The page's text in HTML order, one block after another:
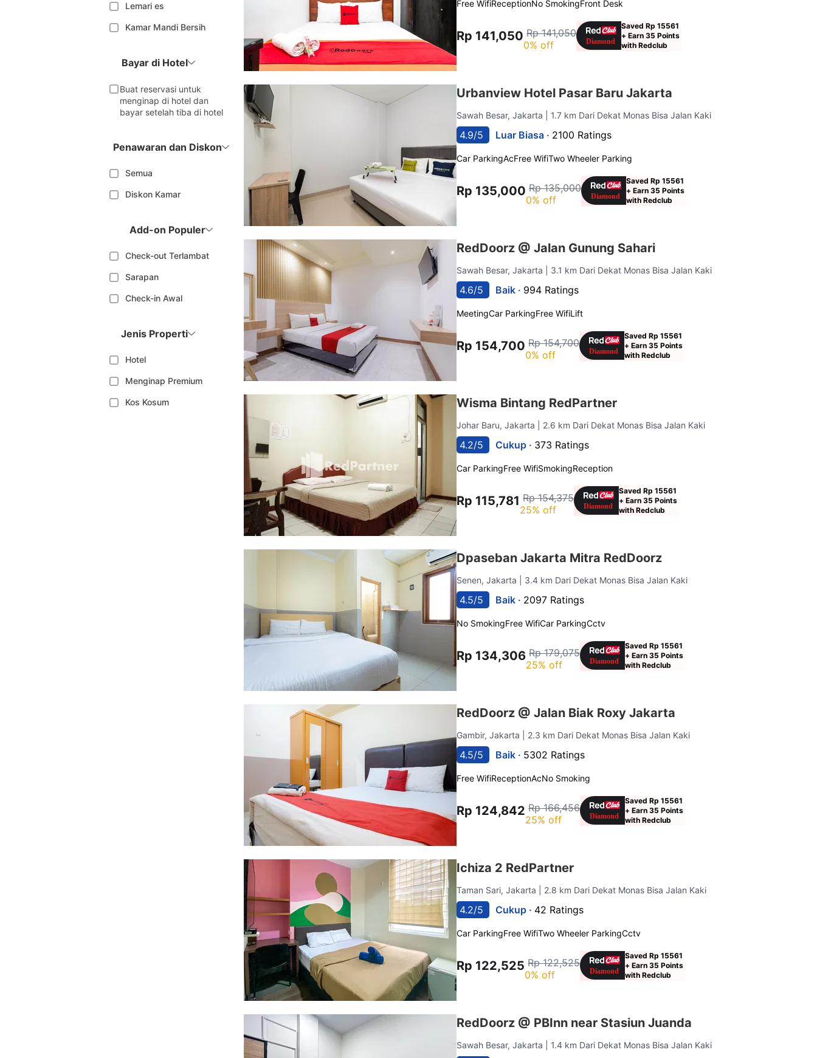
Lemari es
Kamar Mandi Bersih
Bayar di Hotel
Buat reservasi untuk
menginap di hotel dan
bayar setelah tiba di hotel
Penawaran dan Diskon
Semua
Diskon Kamar
Add-on Populer
Check-out Terlambat
Sarapan
Check-in Awal
Jenis Properti
Hotel
Menginap Premium
Kos Kosum
Free WifiReceptionNo SmokingFront Desk
Rp 141,050 Rp 141,050
0% off
Saved Rp 15561
+ Earn 35 Points
with Redclub
Urbanview Hotel Pasar Baru Jakarta
Sawah Besar, Jakarta | 1.7 km Dari Dekat Monas Bisa Jalan Kaki
4.9/5 Luar Biasa · 2100 Ratings
Car ParkingAcFree WifiTwo Wheeler Parking
Rp 135,000 Rp 135,000
0% off
Saved Rp 15561
+ Earn 35 Points
with Redclub
RedDoorz @ Jalan Gunung Sahari
Sawah Besar, Jakarta | 3.1 km Dari Dekat Monas Bisa Jalan Kaki
4.6/5 Baik · 994 Ratings
MeetingCar ParkingFree WifiLift
Rp 154,700 Rp 154,700
0% off
Saved Rp 15561
+ Earn 35 Points
with Redclub
Wisma Bintang RedPartner
Johar Baru, Jakarta | 2.6 km Dari Dekat Monas Bisa Jalan Kaki
4.2/5 Cukup · 373 Ratings
Car ParkingFree WifiSmokingReception
Rp 115,781 Rp 154,375
25% off
Saved Rp 15561
+ Earn 35 Points
with Redclub
Dpaseban Jakarta Mitra RedDoorz
Senen, Jakarta | 3.4 km Dari Dekat Monas Bisa Jalan Kaki
4.5/5 Baik · 2097 Ratings
No SmokingFree WifiCar ParkingCctv
Rp 134,306 Rp 179,075
25% off
Saved Rp 15561
+ Earn 35 Points
with Redclub
RedDoorz @ Jalan Biak Roxy Jakarta
Gambir, Jakarta | 2.3 km Dari Dekat Monas Bisa Jalan Kaki
4.5/5 Baik · 5302 Ratings
Free WifiReceptionAcNo Smoking
Rp 124,842 Rp 166,456
25% off
Saved Rp 15561
+ Earn 35 Points
with Redclub
Ichiza 2 RedPartner
Taman Sari, Jakarta | 2.8 km Dari Dekat Monas Bisa Jalan Kaki
4.2/5 Cukup · 42 Ratings
Car ParkingFree WifiTwo Wheeler ParkingCctv
Rp 122,525 Rp 122,525
0% off
Saved Rp 15561
+ Earn 35 Points
with Redclub
RedDoorz @ PBInn near Stasiun Juanda
Sawah Besar, Jakarta | 1.4 km Dari Dekat Monas Bisa Jalan Kaki